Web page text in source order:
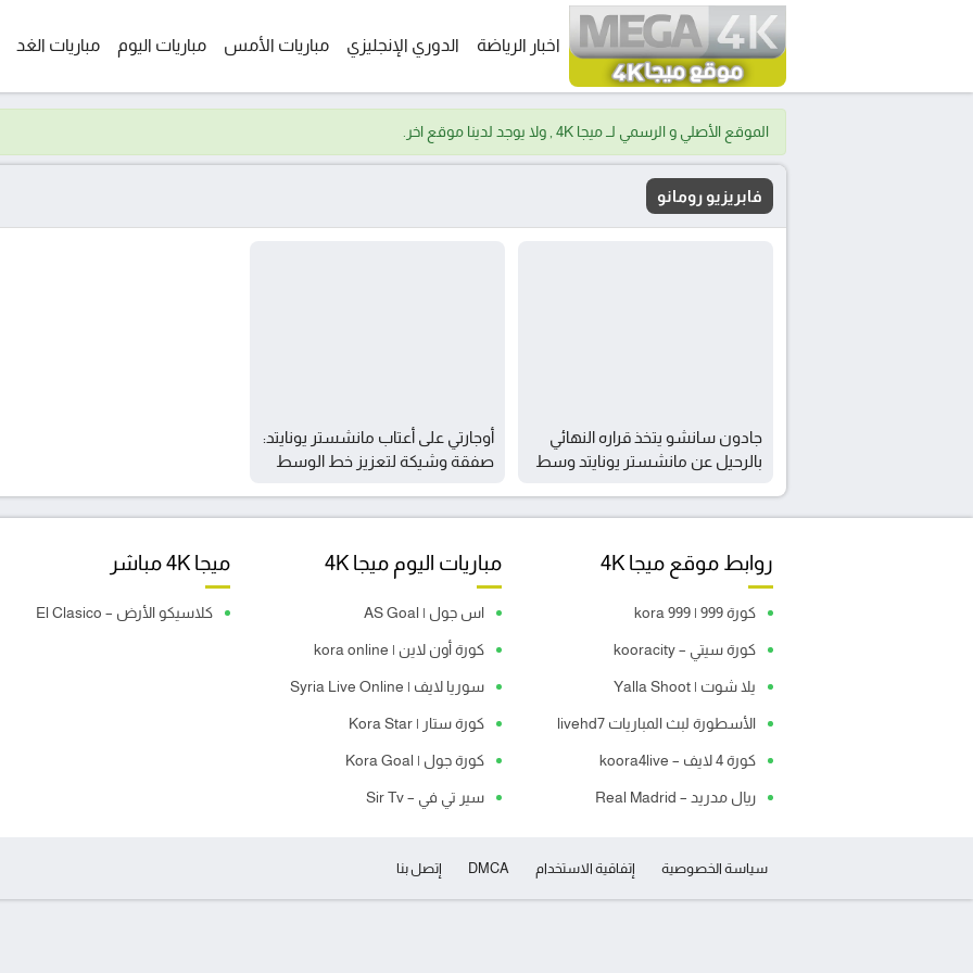
اخبار الرياضة الدوري الإنجليزي مباريات الأمس مباريات اليوم مباريات الغد
الموقع الأصلي و الرسمي لــ ميجا 4K , ولا يوجد لدينا موقع اخر.
فابريزيو رومانو
جادون سانشو يتخذ قراره النهائي
بالرحيل عن مانشستر يونايتد وسط
أوجارتي على أعتاب مانشستر يونايتد:
صفقة وشيكة لتعزيز خط الوسط
روابط موقع ميجا 4K
كورة 999 | kora 999
كورة سيتي – kooracity
يلا شوت | Yalla Shoot
الأسطورة لبث المباريات livehd7
كورة 4 لايف – koora4live
ريال مدريد – Real Madrid
مباريات اليوم ميجا 4K
اس جول | AS Goal
كورة أون لاين | kora online
سوريا لايف | Syria Live Online
كورة ستار | Kora Star
كورة جول | Kora Goal
سير تي في – Sir Tv
ميجا 4K مباشر
كلاسيكو الأرض – El Clasico
سياسة الخصوصية إتفاقية الاستخدام DMCA إتصل بنا